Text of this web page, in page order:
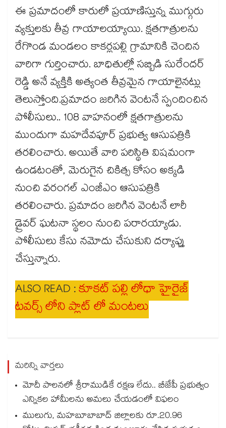
ఈ ప్రమాదంలో కారులో ప్రయాణిస్తున్న ముగ్గురు
వ్యక్తులకు తీవ్ర గాయాలయ్యాయి. క్షతగాత్రులను
రేగొండ మండలం కాకర్లపల్లి గ్రామానికి చెందిన
వారిగా గుర్తించారు. బాధితుల్లో సబ్బిడి సురేందర్
రెడ్డి అనే వ్యక్తికి అత్యంత తీవ్రమైన గాయాలైనట్లు
తెలుస్తోంది.ప్రమాదం జరిగిన వెంటనే స్పందించిన
పోలీసులు.. 108 వాహనంలో క్షతగాత్రులను
ముందుగా మహదేవపూర్ ప్రభుత్వ ఆసుపత్రికి
తరలించారు. అయితే వారి పరిస్థితి విషమంగా
ఉండటంతో, మెరుగైన చికిత్స కోసం అక్కడి
నుంచి వరంగల్ ఎంజీఎం ఆసుపత్రికి
తరలించారు. ప్రమాదం జరిగిన వెంటనే లారీ
డ్రైవర్ ఘటనా స్థలం నుంచి పరారయ్యాడు.
పోలీసులు కేసు నమోదు చేసుకుని దర్యాప్తు
చేస్తున్నారు.
ALSO READ :కూకట్ పల్లి లోధా హైరైజ్
టవర్స్ లోని ప్లాట్ లో మంటలు
మరిన్ని వార్తలు
మోదీ పాలనలో శ్రీరాముడికే రక్షణ లేదు.. బీజేపీ ప్రభుత్వం
ఎన్నికల హామీలను అమలు చేయడంలో విఫలం
ములుగు, మహబూబాబాద్ జిల్లాలకు రూ.20.96